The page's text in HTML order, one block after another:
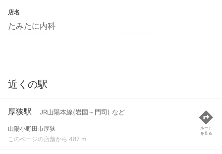
店名
たみたに内科
近くの駅
厚狭駅 JR山陽本線(岩国～門司) など
山陽小野田市厚狭
このページの店舗から 487 m
ルート
を見る